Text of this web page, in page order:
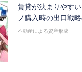
賃貸が決まりやす
ノ購入時の出口戦
不動産による資産形成